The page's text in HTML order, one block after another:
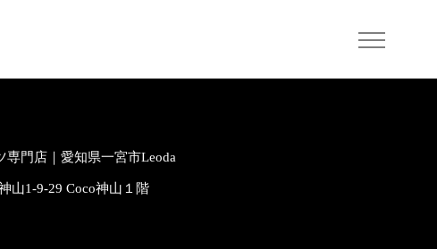
専門店｜愛知県一宮市Leoda
山1-9-29 Coco神山１階